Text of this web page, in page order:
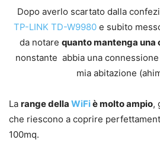
Dopo averlo scartato dalla
TP-LINK TD-W9980 e subito
da notare quanto mantenga una
nonstante abbia una
mia abitazione
La range della WiFiè molto ampio,
che riescono a coprire
100mq.